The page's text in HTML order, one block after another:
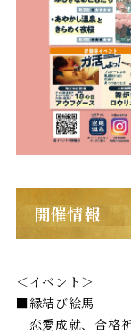
開催情報
＜イベント＞
■縁結び絵馬
恋愛成就、合格